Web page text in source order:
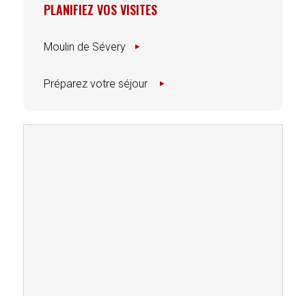
PLANIFIEZ VOS VISITES
Moulin de Sévery
Préparez votre séjour